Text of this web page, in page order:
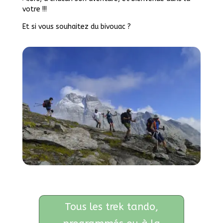
votre !!!
Et si vous souhaitez du bivouac ?
Tous les trek tando,